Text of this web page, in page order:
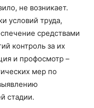
не возникает.
условий труда,
средствами
контроль за их
и профосмотр –
мер по
стадии.